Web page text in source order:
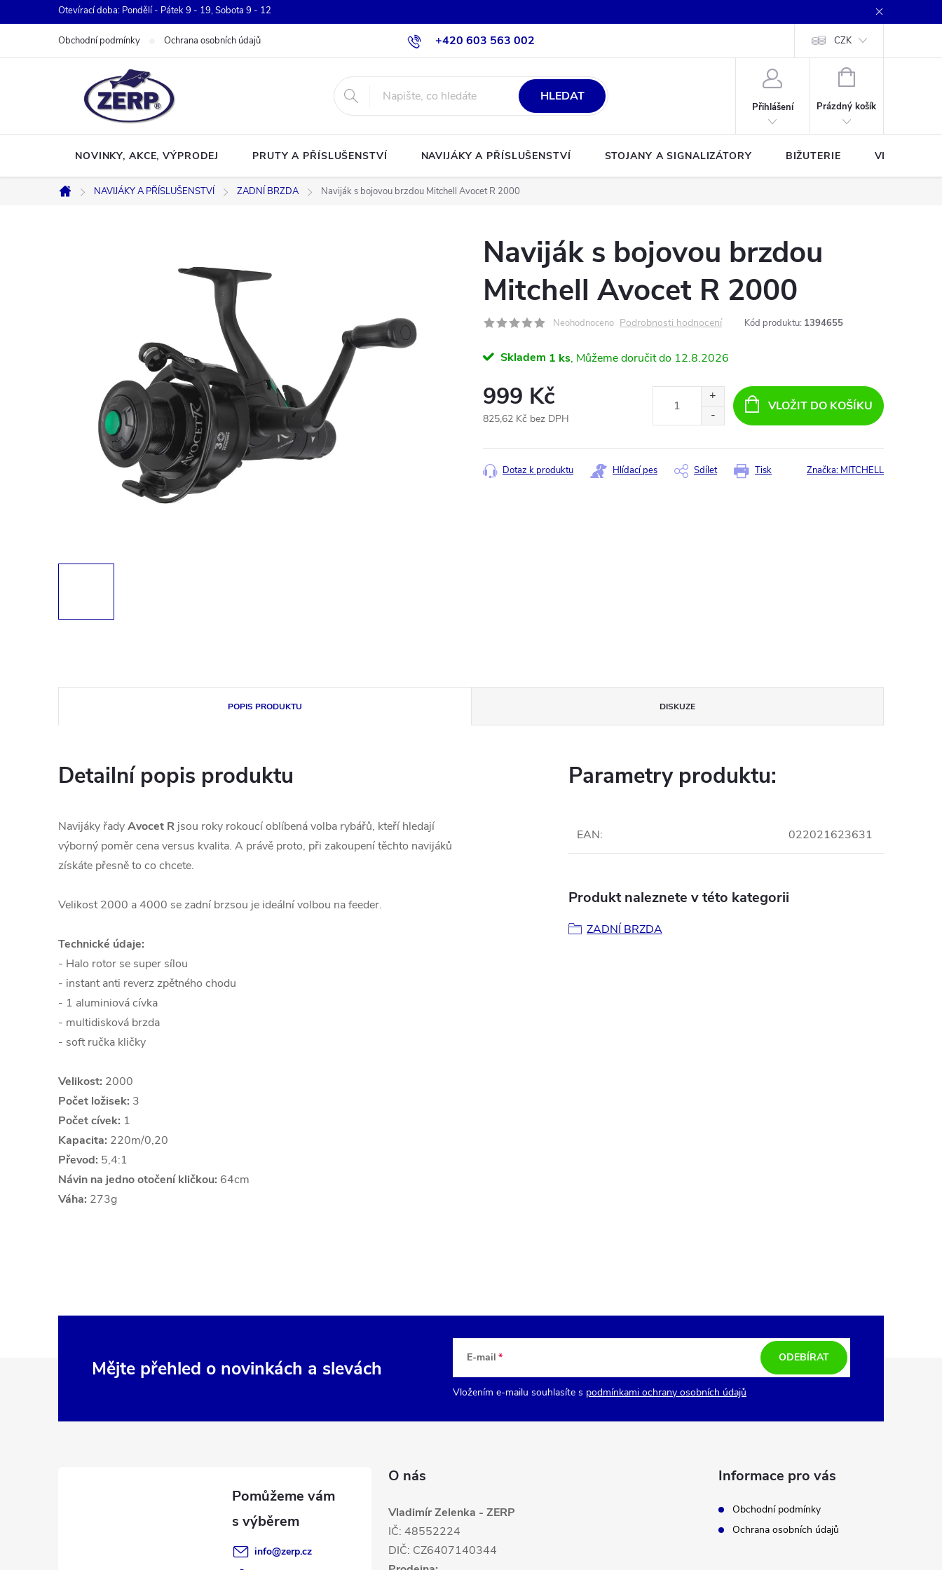
na
Otevírací doba: Pondělí - Pátek 9 - 19, Sobota 9 - 12
+420 603 563 002
Obchodní podmínky Ochrana osobních údajů CZK
HLEDAT
Přihlášení
NÁKUPNÍ
Prázdný košík
NOVINKY, AKCE, VÝPRODEJ PRUTY A PŘÍSLUŠENSTVÍ NAVIJÁKY A PŘÍSLUŠENSTVÍ STOJANY A SIGNALIZÁTORY BIŽUTERIE VLASCE A
Domů
NAVIJÁKY A PŘÍSLUŠENSTVÍ ZADNÍ BRZDA Naviják s bojovou brzdou Mitchell Avocet R 2000
Naviják s bojovou brzdou
Mitchell Avocet R 2000
Neohodnoceno Podrobnosti hodnocení Kód produktu: 1394655
Skladem 1 ks 12.8.2026
999 Kč
825,62 Kč bez DPH
cena:
VLOŽIT DO KOŠÍKU
Tisk
Dotaz k produktu Hlídací pes Sdílet Značka: MITCHELL
POPIS PRODUKTU DISKUZE
Detailní popis produktu
Navijáky řadyAvocet R jsou roky rokoucí oblíbená volba rybářů, kteří hledají
výborný poměr cena versus kvalita. A právě proto, při zakoupení těchto navijáků
získáte přesně to co chcete.
Velikost 2000 a 4000 se zadní brzsou je ideální volbou na feeder.
Technické údaje:
- Halo rotor se super sílou
- instant anti reverz zpětného chodu
- 1 aluminiová cívka
- multidisková brzda
- soft ručka kličky
Velikost: 2000
Počet ložisek: 3
Počet cívek: 1
Kapacita: 220m/0,20
Převod: 5,4:1
Návin na jedno otočení kličkou: 64cm
Váha: 273g
Parametry produktu:
EAN: 022021623631
Produkt naleznete v této kategorii
ZADNÍ BRZDA
Mějte přehled o novinkách a slevách E-mail
Vložením e-mailu souhlasíte s podmínkami ochrany osobních údajů
ODEBÍRAT
info@zerp.cz
O nás
Vladimír Zelenka - ZERP
IČ: 48552224
DIČ: CZ6407140344
Informace pro vás
Obchodní podmínky
Ochrana osobních údajů